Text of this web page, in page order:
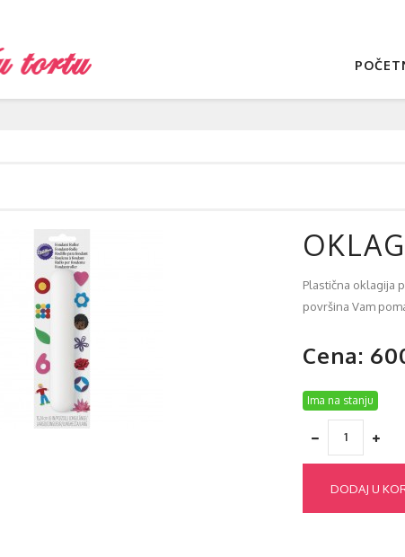
Plastična oklagija
površina Vam
Cena:
Ima na stanju
DODAJ U